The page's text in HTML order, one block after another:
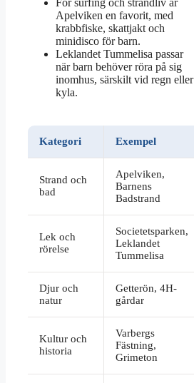
Apelviken en favorit, med
krabbfiske, skattjakt och
minidisco för barn.
Leklandet Tummelisa passar
när barn behöver röra på sig
inomhus, särskilt vid regn eller
kyla.
Kategori Exempel
Strand och
bad
Apelviken,
Barnens
Badstrand
Lek och
rörelse
Societetsparken,
Leklandet
Tummelisa
Djur och
natur
Getterön, 4H-
gårdar
Kultur och
historia
Varbergs
Fästning,
Grimeton